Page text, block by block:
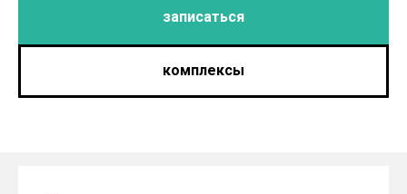
записаться
комплексы